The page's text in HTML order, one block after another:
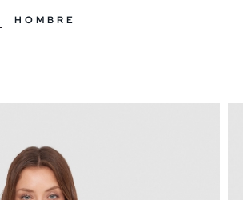
HOMBRE